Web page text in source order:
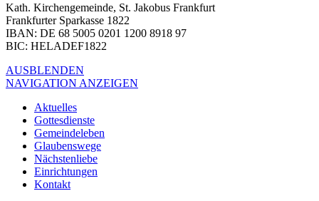
Kath. Kirchengemeinde, St. Jakobus Frankfurt
Frankfurter Sparkasse 1822
IBAN: DE 68 5005 0201 1200 8918 97
BIC: HELADEF1822
AUSBLENDEN
NAVIGATION ANZEIGEN
Aktuelles
Gottesdienste
Gemeindeleben
Glaubenswege
Nächstenliebe
Einrichtungen
Kontakt